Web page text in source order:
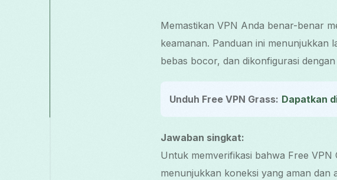
Memastikan VPN Anda benar-benar
keamanan. Panduan ini menunjukkan
bebas bocor, dan dikonfigurasi
Unduh Free VPN Grass: Dapatkan
Jawaban singkat:
Untuk memverifikasi bahwa Free VPN
menunjukkan koneksi yang aman dan